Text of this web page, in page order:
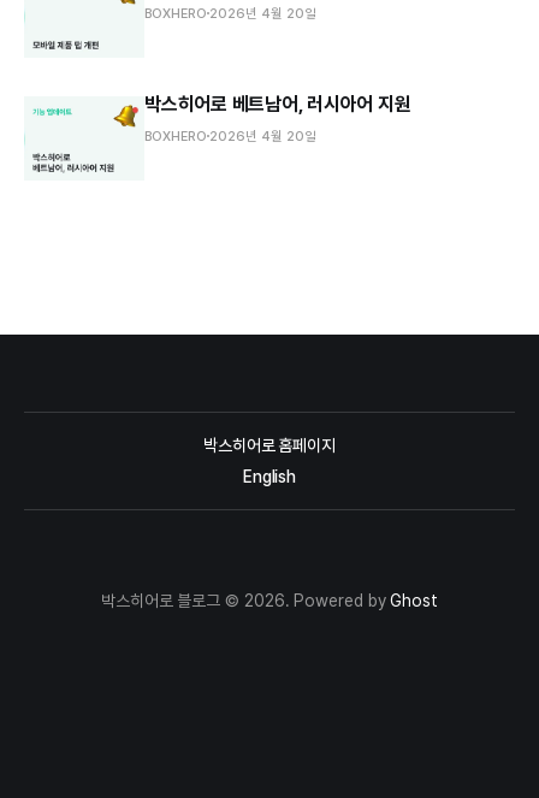
BOXHERO 2026년 4월 20일
박스히어로 베트남어, 러시아어 지원
BOXHERO 2026년 4월 20일
박스히어로 홈페이지
English
박스히어로 블로그 © 2026. Powered byGhost